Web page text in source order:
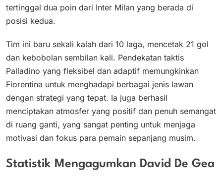
tertinggal dua poin dari Inter Milan yang berada di
posisi kedua.
Tim ini baru sekali kalah dari 10 laga, mencetak 21 gol
dan kebobolan sembilan kali. Pendekatan taktis
Palladino yang fleksibel dan adaptif memungkinkan
Fiorentina untuk menghadapi berbagai jenis lawan
dengan strategi yang tepat. Ia juga berhasil
menciptakan atmosfer yang positif dan penuh semangat
di ruang ganti, yang sangat penting untuk menjaga
motivasi dan fokus para pemain sepanjang musim.
Statistik Mengagumkan David De Gea